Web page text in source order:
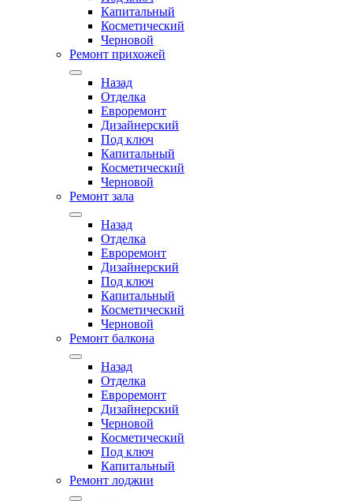
Капитальный
Косметический
Черновой
Ремонт прихожей
Назад
Отделка
Евроремонт
Дизайнерский
Под ключ
Капитальный
Косметический
Черновой
Ремонт зала
Назад
Отделка
Евроремонт
Дизайнерский
Под ключ
Капитальный
Косметический
Черновой
Ремонт балкона
Назад
Отделка
Евроремонт
Дизайнерский
Черновой
Косметический
Под ключ
Капитальный
Ремонт лоджии